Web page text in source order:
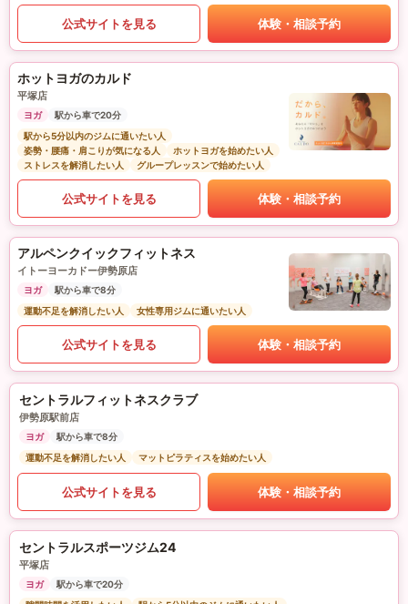
公式サイトを見る 体験・相談予約
ホットヨガのカルド
平塚店
ヨガ
駅から車で20分
駅から5分以内のジムに通いたい人
姿勢・腰痛・肩こりが気になる人
ホットヨガを始めたい人
ストレスを解消したい人
グループレッスンで始めたい人
公式サイトを見る 体験・相談予約
アルペンクイックフィットネス
イトーヨーカドー伊勢原店
ヨガ
駅から車で8分
運動不足を解消したい人
女性専用ジムに通いたい人
公式サイトを見る 体験・相談予約
セントラルフィットネスクラブ
伊勢原駅前店
ヨガ
駅から車で8分
運動不足を解消したい人
マットピラティスを始めたい人
公式サイトを見る 体験・相談予約
セントラルスポーツジム24
平塚店
ヨガ
駅から車で20分